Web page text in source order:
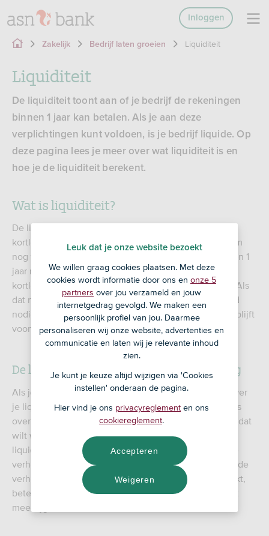
Inloggen
Zakelijk Bedrijf laten groeien Liquiditeit
Liquiditeit
De liquiditeit toont aan of je bedrijf de rekeningen
binnen 1 jaar kan betalen. Als je aan deze
verplichtingen kunt voldoen, is je bedrijf liquide. Op
deze pagina lees je meer over wat liquiditeit is en
hoe je de liquiditeit berekent.
Wat is liquiditeit?
De liquiditeit geeft aan in hoeverre een bedrijf
kortlopende schulden kan aflossen. Het gaat hierbij om
nog te betalen facturen en andere schulden die binnen 1
jaar moeten worden betaald. Als het lukt om je
kortlopende schulden te betalen, is je bedrijf liquide. Als
dat niet lukt, is je bedrijf ‘illiquide’ en heb je extra geld
nodig om te zorgen dat je bedrijf op de lange termijn blijft
voortbestaan.
De liquiditeitspositie van jouw onderneming
Als je de liquiditeit berekent, zegt het resultaat iets over
je liquiditeitspositie op dat moment. Het zegt dus niets
over de liquiditeit van je bedrijf in de toekomst. Als je dat
wilt weten, kun je een liquiditeitsbegroting maken. Je
liquiditeit zegt ook niets over je winst. Liquiditeit is de
verhouding tussen inkomsten en uitgaven en winst is de
verhouding tussen omzet en kosten. Als je winst maakt,
betekent dit dus niet automatisch dat je liquiditeit ook
meestijgt.
Leuk dat je onze website bezoekt
We willen graag cookies plaatsen. Met deze
cookies wordt informatie door ons en onze 5
partners over jou verzameld en jouw
internetgedrag gevolgd. We maken een
persoonlijk profiel van jou. Daarmee
personaliseren wij onze website, advertenties en
communicatie en laten wij je relevante inhoud
zien.
Je kunt je keuze altijd wijzigen via 'Cookies
instellen' onderaan de pagina.
Hier vind je ons privacyreglement en ons
cookiereglement.
Weigeren
Accepteren